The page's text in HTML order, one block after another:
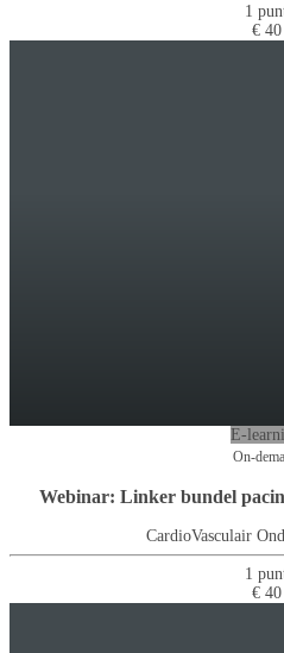
1
€ 40
E-
On-
Webinar: Linker bundel
CardioVasculair
1
€ 40